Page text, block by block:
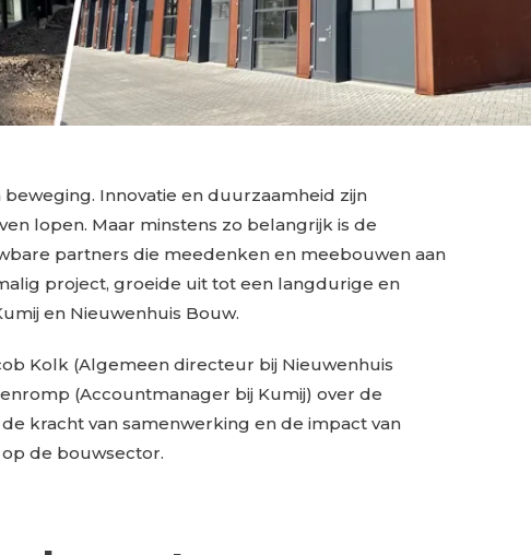
Innovatie en duurzaamheid zijn
lopen. Maar minstens zo belangrijk is de
partners die meedenken en meebouwen aan
project, groeide uit tot een langdurige en
en Nieuwenhuis Bouw.
Kolk (Algemeen directeur bij Nieuwenhuis
(Accountmanager bij Kumij) over de
kracht van samenwerking en de impact van
de bouwsector.